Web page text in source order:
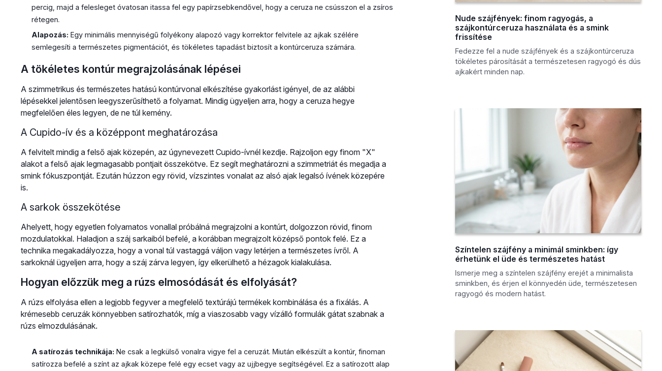
percig, majd a felesleget óvatosan itassa fel egy papírzsebkendővel, hogy a ceruza ne csússzon el a zsíros
rétegen.
Alapozás: Egy minimális mennyiségű folyékony alapozó vagy korrektor felvitele az ajkak szélére
semlegesíti a természetes pigmentációt, és tökéletes tapadást biztosít a kontúrceruza számára.
A tökéletes kontúr megrajzolásának lépései
A szimmetrikus és természetes hatású kontúrvonal elkészítése gyakorlást igényel, de az alábbi
lépésekkel jelentősen leegyszerűsíthető a folyamat. Mindig ügyeljen arra, hogy a ceruza hegye
megfelelően éles legyen, de ne túl kemény.
A Cupido-ív és a középpont meghatározása
A felvitelt mindig a felső ajak közepén, az úgynevezett Cupido-ívnél kezdje. Rajzoljon egy finom "X"
alakot a felső ajak legmagasabb pontjait összekötve. Ez segít meghatározni a szimmetriát és megadja a
smink fókuszpontját. Ezután húzzon egy rövid, vízszintes vonalat az alsó ajak legalsó ívének közepére
is.
A sarkok összekötése
Ahelyett, hogy egyetlen folyamatos vonallal próbálná megrajzolni a kontúrt, dolgozzon rövid, finom
mozdulatokkal. Haladjon a száj sarkaiból befelé, a korábban megrajzolt középső pontok felé. Ez a
technika megakadályozza, hogy a vonal túl vastaggá váljon vagy letérjen a természetes ívről. A
sarkoknál ügyeljen arra, hogy a száj zárva legyen, így elkerülhető a hézagok kialakulása.
Hogyan előzzük meg a rúzs elmosódását és elfolyását?
A rúzs elfolyása ellen a legjobb fegyver a megfelelő textúrájú termékek kombinálása és a fixálás. A
krémesebb ceruzák könnyebben satírozhatók, míg a viaszosabb vagy vízálló formulák gátat szabnak a
rúzs elmozdulásának.
A satírozás technikája: Ne csak a legkülső vonalra vigye fel a ceruzát. Miután elkészült a kontúr, finoman
satírozza befelé a színt az ajkak közepe felé egy ecset vagy az ujjbegye segítségével. Ez a satírozott alap
Nude szájfények: finom ragyogás, a
szájkontúrceruza használata és a smink
frissítése
Fedezze fel a nude szájfények és a szájkontúrceruza
tökéletes párosítását a természetesen ragyogó és dús
ajkakért minden nap.
Színtelen szájfény a minimál sminkben: így
érhetünk el üde és természetes hatást
Ismerje meg a színtelen szájfény erejét a minimalista
sminkben, és érjen el könnyedén üde, természetesen
ragyogó és modern hatást.